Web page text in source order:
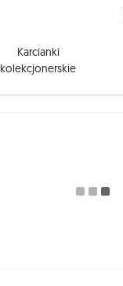
Karcianki
kolekcjonerskie